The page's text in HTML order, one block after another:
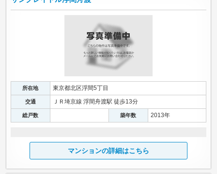
所在地 東京都北区浮間5丁目
交通 ＪＲ埼京線 浮間舟渡駅 徒歩13分
総戸数 築年数 2013年
マンションの詳細はこちら